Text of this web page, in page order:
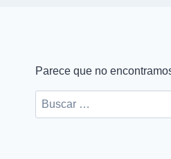
Parece que no